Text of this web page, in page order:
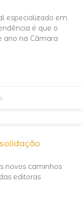
especializado em
é que o
ano na Câmara
novos caminhos
editoras